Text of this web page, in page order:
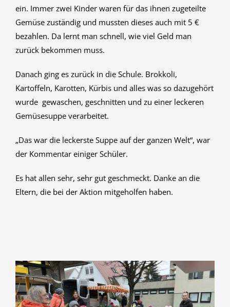
ein. Immer zwei Kinder waren für das ihnen zugeteilte
Gemüse zuständig und mussten dieses auch mit 5 €
bezahlen. Da lernt man schnell, wie viel Geld man
zurück bekommen muss.
Danach ging es zurück in die Schule. Brokkoli,
Kartoffeln, Karotten, Kürbis und alles was so dazugehört
wurde gewaschen, geschnitten und zu einer leckeren
Gemüsesuppe verarbeitet.
„Das war die leckerste Suppe auf der ganzen Welt“, war
der Kommentar einiger Schüler.
Es hat allen sehr, sehr gut geschmeckt. Danke an die
Eltern, die bei der Aktion mitgeholfen haben.